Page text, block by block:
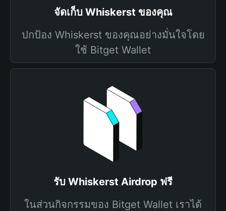
จัดเก็บ Whiskerst ของคุณ
ปกป้อง Whiskerst ของคุณอย่างมั่นใจโดย
ใช้ Bitget Wallet
รับ Whiskerst Airdrop ฟรี
ในส่วนกิจกรรมของ Bitget Wallet เราได้